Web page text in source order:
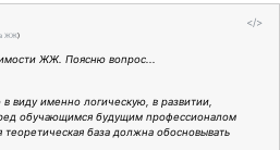
</>
в ЖЖ)
ЖЖ. Поясню вопрос...
виду именно логическую, в развитии,
обучающимся будущим профессионалом
база должна обосновывать